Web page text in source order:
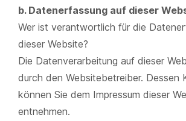
b. Datenerfassung auf dieser
Wer ist verantwortlich für die
dieser Website?
Die Datenverarbeitung auf dieser
durch den Websitebetreiber. Dessen
können Sie dem Impressum dieser
entnehmen.